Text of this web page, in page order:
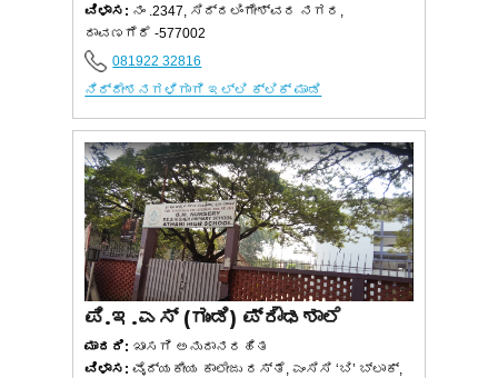
ವಿಳಾಸ: ನಂ .2347, ಸಿದ್ದಲಿಂಗೇಶ್ವರ ನಗರ,
ದಾವಣಗೆರೆ -577002
081922 32816
ನಿರ್ದೇಶನಗಳಿಗಾಗಿ ಇಲ್ಲಿ ಕ್ಲಿಕ್ ಮಾಡಿ
ಪಿ.ಇ.ಎಸ್ (ಗುಂಡಿ) ಪ್ರೌಢಶಾಲೆ
ಮಾದರಿ: ಖಾಸಗಿ ಅನುದಾನರಹಿತ
ವಿಳಾಸ: ವೈದ್ಯಕೀಯ ಕಾಲೇಜು ರಸ್ತೆ, ಎಂಸಿಸಿ ‘ಬಿ’ ಬ್ಲಾಕ್,